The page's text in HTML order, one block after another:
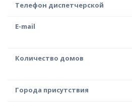
Телефон диспетчерской
E-mail
Количество домов
Города присутствия